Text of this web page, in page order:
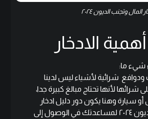
المال وتجنب الديون ٢٠٢٤
الادخار
شيء ما:
ودوافع شرائية لأشياء ليس لدينا
شرائها لأنها تحتاج مبالغ كبيرة جدا،
سيارة وهنا يكون دور دليل ادخار
المال وتجنب الديون ٢٠٢٤ لمساعدتك في الوصول إلى